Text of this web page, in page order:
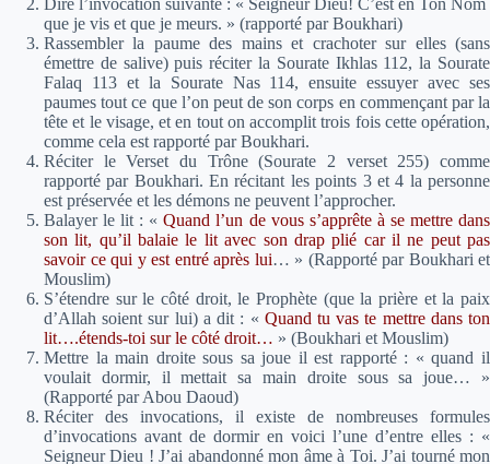
Dire l’invocation suivante : « Seigneur Dieu! C’est en Ton Nom
que je vis et que je meurs. » (rapporté par Boukhari)
Rassembler la paume des mains et crachoter sur elles (sans
émettre de salive) puis réciter la Sourate Ikhlas 112, la Sourate
Falaq 113 et la Sourate Nas 114, ensuite essuyer avec ses
paumes tout ce que l’on peut de son corps en commençant par la
tête et le visage, et en tout on accomplit trois fois cette opération,
comme cela est rapporté par Boukhari.
Réciter le Verset du Trône (Sourate 2 verset 255) comme
rapporté par Boukhari. En récitant les points 3 et 4 la personne
est préservée et les démons ne peuvent l’approcher.
Balayer le lit : «Quand l’un de vous s’apprête à se mettre dans
son lit, qu’il balaie le lit avec son drap plié car il ne peut pas
savoir ce qui y est entré après lui… » (Rapporté par Boukhari et
Mouslim)
S’étendre sur le côté droit, le Prophète (que la prière et la paix
d’Allah soient sur lui) a dit : « Quand tu vas te mettre dans ton
lit….étends-toi sur le côté droit… » (Boukhari et Mouslim)
Mettre la main droite sous sa joue il est rapporté : « quand il
voulait dormir, il mettait sa main droite sous sa joue… »
(Rapporté par Abou Daoud)
Réciter des invocations, il existe de nombreuses formules
d’invocations avant de dormir en voici l’une d’entre elles : «
Seigneur Dieu ! J’ai abandonné mon âme à Toi. J’ai tourné mon